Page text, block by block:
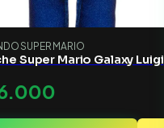
SUPER MARIO
Super Mario Galaxy Luigi